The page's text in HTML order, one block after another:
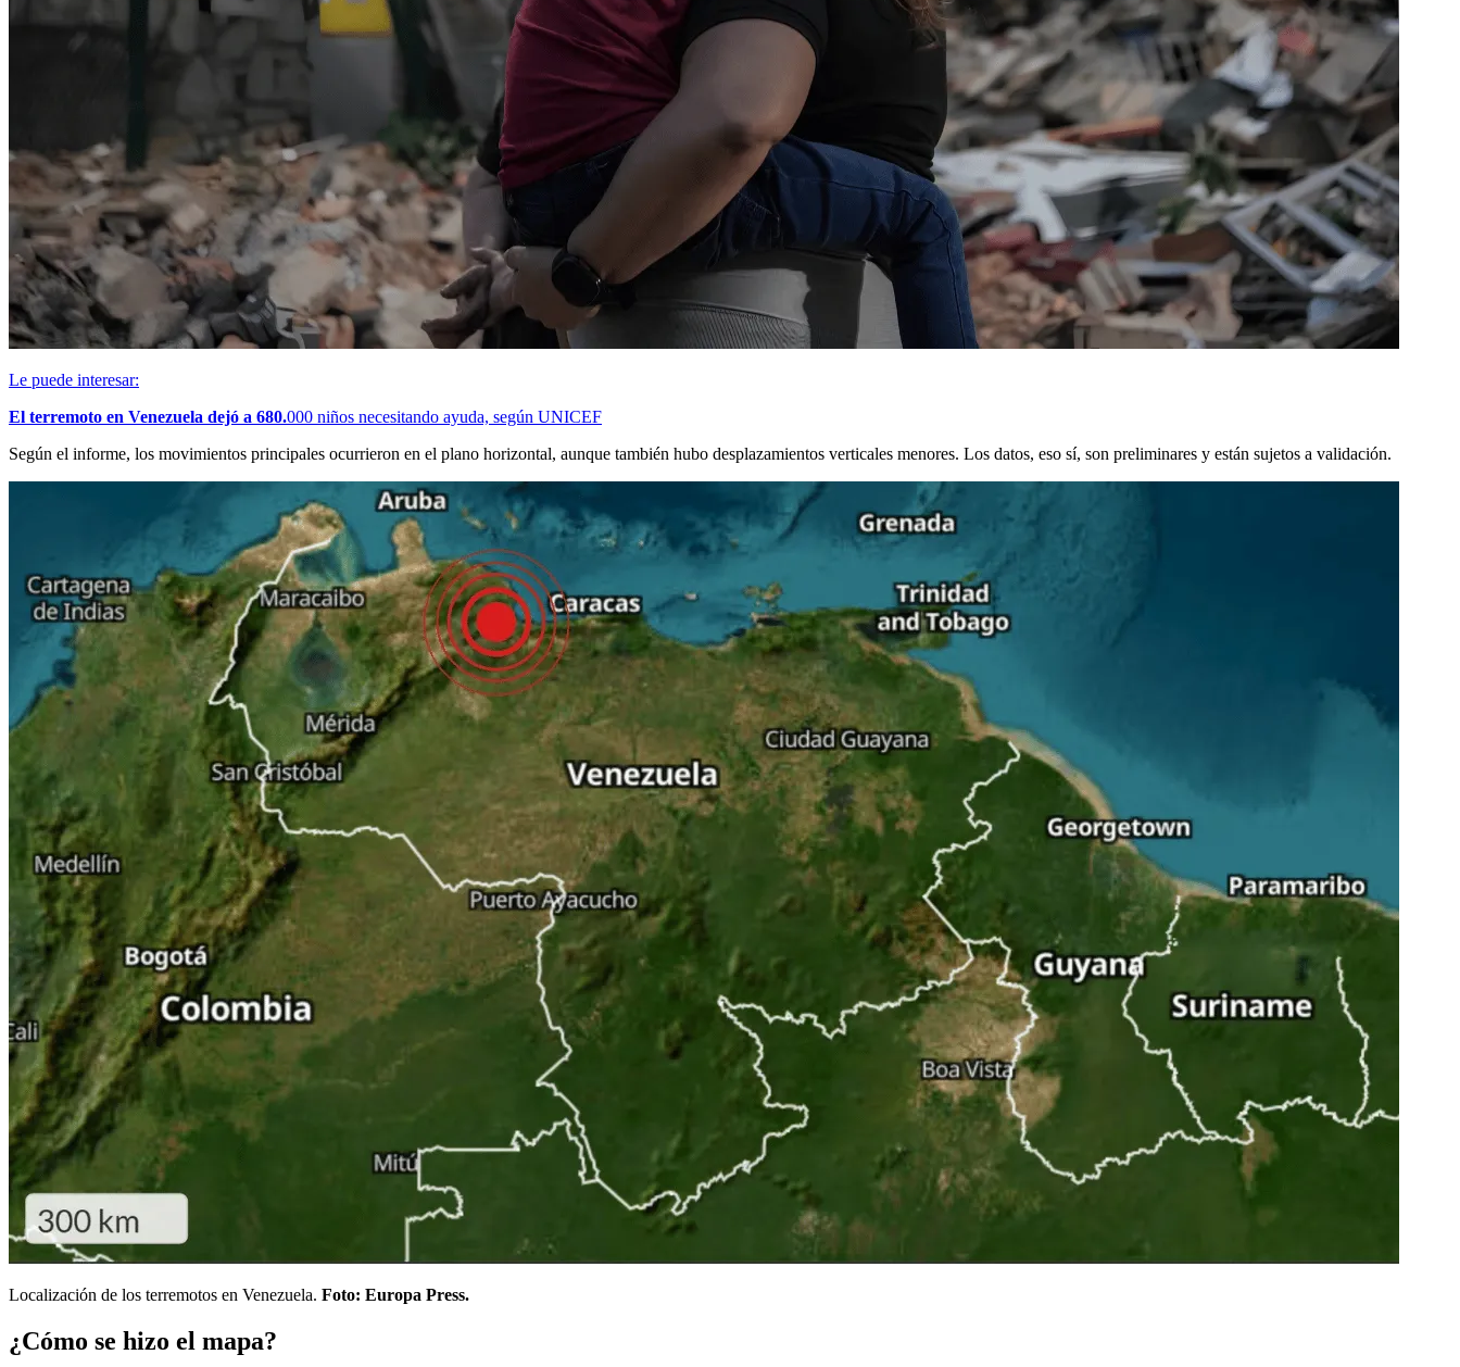
Le puede interesar:
El terremoto en Venezuela dejó a 680.000 niños necesitando ayuda, según UNICEF
Según el informe, los movimientos principales ocurrieron en el plano horizontal, aunque también hubo desplazamientos verticales menores. Los datos, eso sí, son preliminares y están sujetos a validación.
Localización de los terremotos en Venezuela. Foto: Europa Press.
¿Cómo se hizo el mapa?